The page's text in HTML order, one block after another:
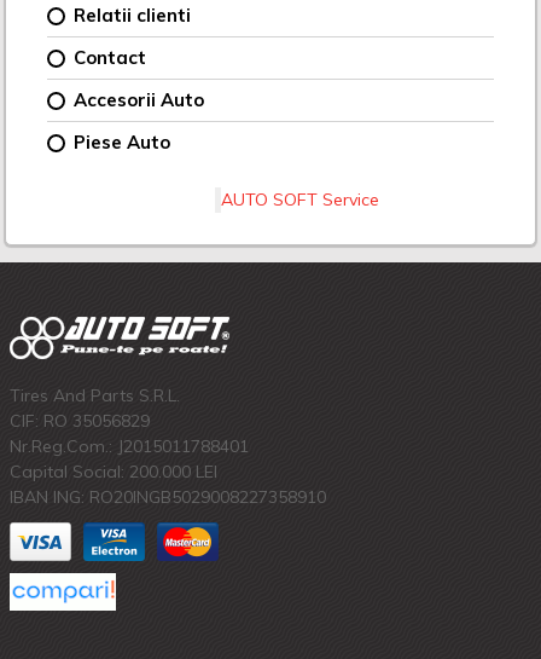
Relatii clienti
Contact
Accesorii Auto
Piese Auto
AUTO SOFT Service
Tires And Parts S.R.L.
CIF: RO 35056829
Nr.Reg.Com.: J2015011788401
Capital Social: 200.000 LEI
IBAN ING: RO20INGB5029008227358910